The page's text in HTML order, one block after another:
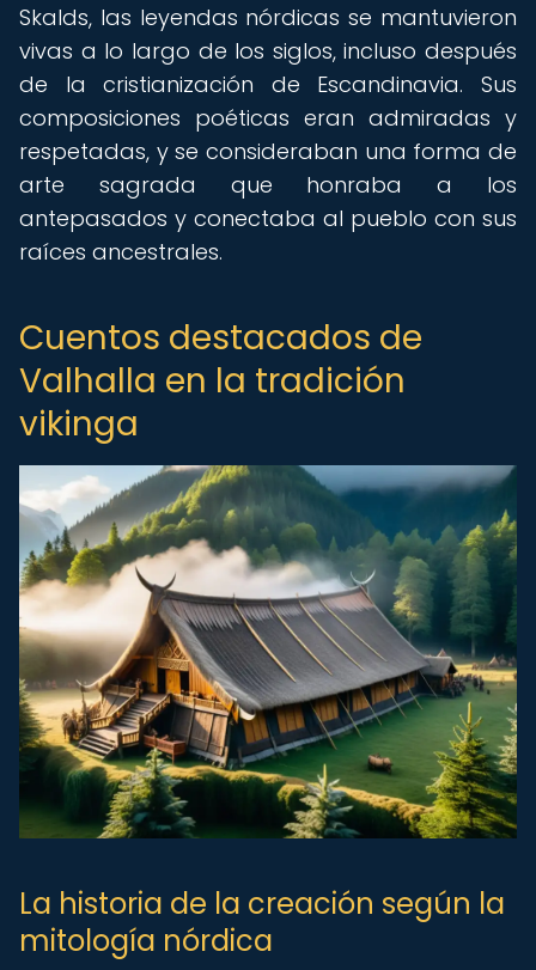
Skalds, las leyendas nórdicas se mantuvieron
vivas a lo largo de los siglos, incluso después
de la cristianización de Escandinavia. Sus
composiciones poéticas eran admiradas y
respetadas, y se consideraban una forma de
arte sagrada que honraba a los
antepasados y conectaba al pueblo con sus
raíces ancestrales.
Cuentos destacados de
Valhalla en la tradición
vikinga
La historia de la creación según la
mitología nórdica